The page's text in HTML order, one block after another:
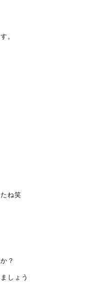
。
ね笑
？
しょう